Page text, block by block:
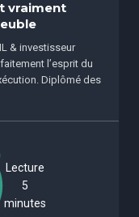
vraiment
& investisseur
l’esprit du
Diplômé des
Lecture
5
minutes